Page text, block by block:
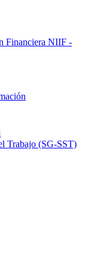
Financiera NIIF -
Trabajo (SG-SST)